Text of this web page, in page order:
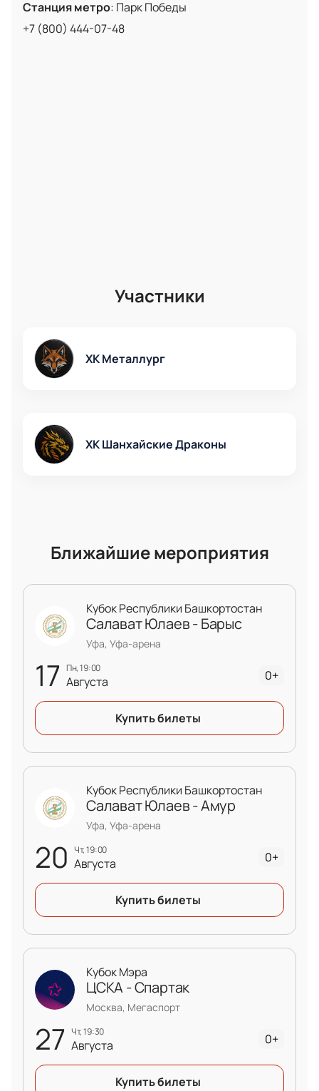
количество мест, заполните контактную форму и
произведите оплату. После успешной оплаты
Станция метро: Парк Победы
+7 (800) 444-07-48
Участники
ХК Металлург
ХК Шанхайские Драконы
Ближайшие мероприятия
17 пн, 19:00
Августа
Кубок Республики Башкортостан
Салават Юлаев - Барыс
Уфа, Уфа-арена
0+
Купить билеты
20 чт, 19:00
Августа
Кубок Республики Башкортостан
Салават Юлаев - Амур
Уфа, Уфа-арена
0+
Купить билеты
27 чт, 19:30
Августа
Кубок Мэра
ЦСКА - Спартак
Москва, Мегаспорт
0+
Купить билеты